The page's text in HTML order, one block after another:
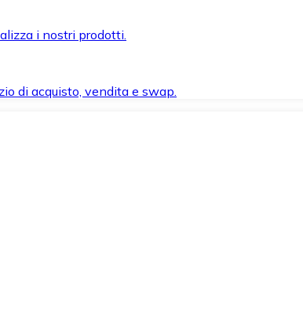
i nostri prodotti.
di acquisto, vendita e swap.